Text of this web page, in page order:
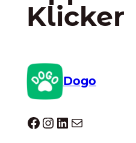
Klicker
Dogo
Dogo facebook InstagramLinkedIn E-Mail